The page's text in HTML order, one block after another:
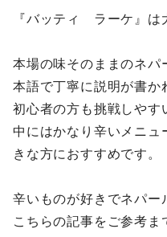
『バッティ ラーケ』は
本場の味そのままのネパ
本語で丁寧に説明が書か
初心者の方も挑戦しやす
中にはかなり辛いメニュ
きな方におすすめです。
辛いものが好きでネパー
こちらの記事をご参考ま